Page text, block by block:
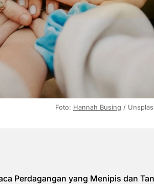
Foto: Hannah Busing /
Perdagangan yang Menipis dan